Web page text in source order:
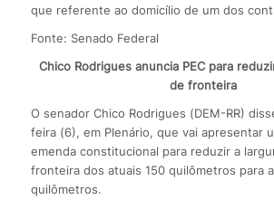
que referente ao domicílio de um dos
Fonte: Senado Federal
Chico Rodrigues anuncia PEC para
de fronteira
O senador Chico Rodrigues (DEM-RR)
feira (6), em Plenário, que vai apresentar
emenda constitucional para reduzir a
fronteira dos atuais 150 quilômetros para
quilômetros.